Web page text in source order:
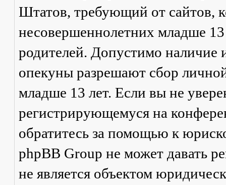
Штатов, требующий от сайтов,
несовершеннолетних младше 13
родителей. Допустимо наличие
опекуны разрешают сбор
младше 13 лет. Если вы не
регистрирующемуся на
обратитесь за помощью к
phpBB Group не может давать
не является объектом